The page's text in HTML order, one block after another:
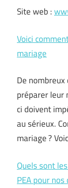
Site web :
Voici
mariage
De
préparer leur
ci doivent
au sérieux.
mariage ?
Quels sont
PEA pour nos